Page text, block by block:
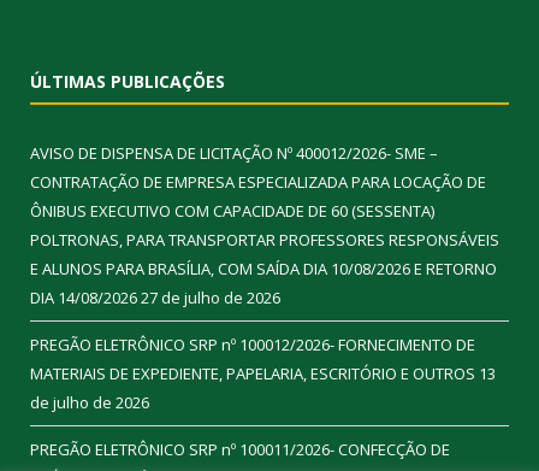
ÚLTIMAS PUBLICAÇÕES
AVISO DE DISPENSA DE LICITAÇÃO Nº 400012/2026- SME –
CONTRATAÇÃO DE EMPRESA ESPECIALIZADA PARA LOCAÇÃO DE
ÔNIBUS EXECUTIVO COM CAPACIDADE DE 60 (SESSENTA)
POLTRONAS, PARA TRANSPORTAR PROFESSORES RESPONSÁVEIS
E ALUNOS PARA BRASÍLIA, COM SAÍDA DIA 10/08/2026 E RETORNO
DIA 14/08/202627 de julho de 2026
PREGÃO ELETRÔNICO SRP nº 100012/2026- FORNECIMENTO DE
MATERIAIS DE EXPEDIENTE, PAPELARIA, ESCRITÓRIO E OUTROS 13
de julho de 2026
PREGÃO ELETRÔNICO SRP nº 100011/2026- CONFECÇÃO DE